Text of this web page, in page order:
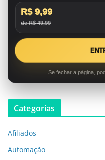
R$ 9,99
de R$ 49,99
Se fechar a página,
Categorias
Afiliados
Automação